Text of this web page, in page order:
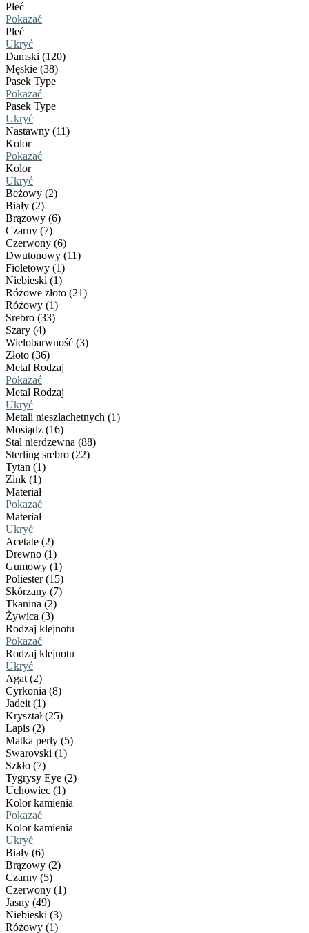
Płeć
Pokazać
Płeć
Ukryć
Damski (120)
Męskie (38)
Pasek Type
Pokazać
Pasek Type
Ukryć
Nastawny (11)
Kolor
Pokazać
Kolor
Ukryć
Beżowy (2)
Biały (2)
Brązowy (6)
Czarny (7)
Czerwony (6)
Dwutonowy (11)
Fioletowy (1)
Niebieski (1)
Różowe złoto (21)
Różowy (1)
Srebro (33)
Szary (4)
Wielobarwność (3)
Złoto (36)
Metal Rodzaj
Pokazać
Metal Rodzaj
Ukryć
Metali nieszlachetnych (1)
Mosiądz (16)
Stal nierdzewna (88)
Sterling srebro (22)
Tytan (1)
Zink (1)
Materiał
Pokazać
Materiał
Ukryć
Acetate (2)
Drewno (1)
Gumowy (1)
Poliester (15)
Skórzany (7)
Tkanina (2)
Żywica (3)
Rodzaj klejnotu
Pokazać
Rodzaj klejnotu
Ukryć
Agat (2)
Cyrkonia (8)
Jadeit (1)
Kryształ (25)
Lapis (2)
Matka perły (5)
Swarovski (1)
Szkło (7)
Tygrysy Eye (2)
Uchowiec (1)
Kolor kamienia
Pokazać
Kolor kamienia
Ukryć
Biały (6)
Brązowy (2)
Czarny (5)
Czerwony (1)
Jasny (49)
Niebieski (3)
Różowy (1)